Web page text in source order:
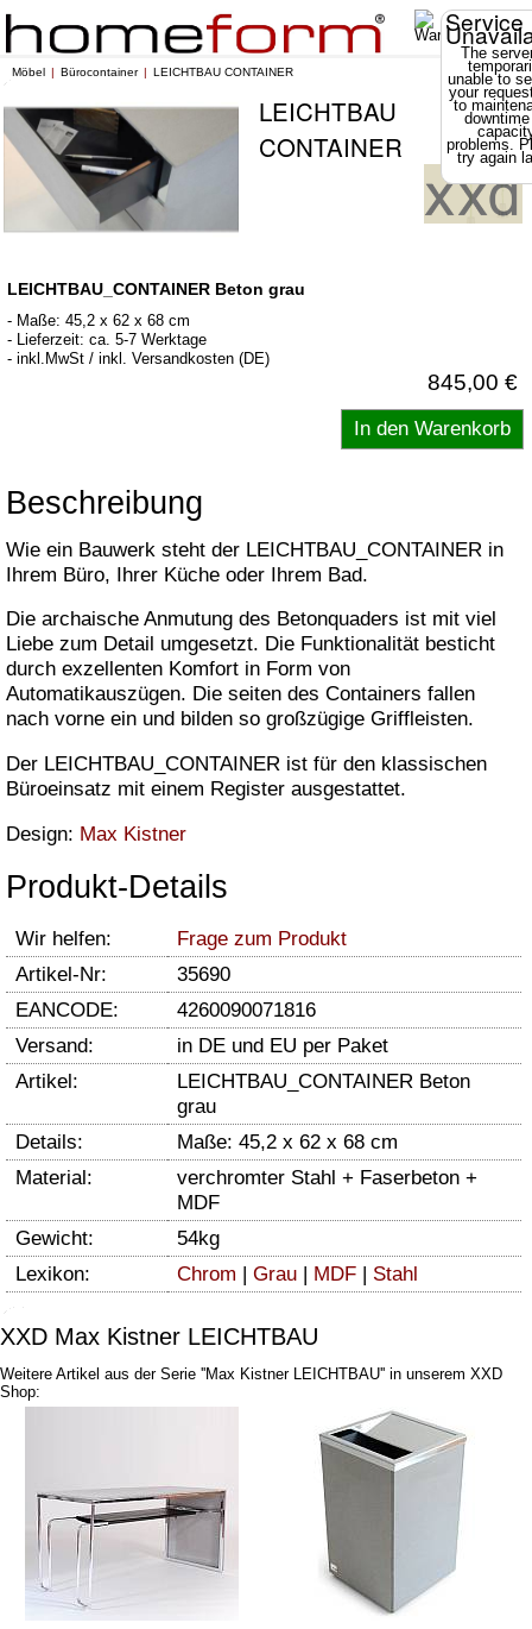
Service
The
unable to
your
to
problems.
try again
Möbel Bürocontainer LEICHTBAU CONTAINER
LEICHTBAU
CONTAINER
LEICHTBAU_CONTAINER Beton grau
- Maße: 45,2 x 62 x 68 cm
- Lieferzeit: ca. 5-7 Werktage
- inkl.MwSt / inkl. Versandkosten (DE)
845,00 €
Beschreibung
Wie ein Bauwerk steht der LEICHTBAU_CONTAINER in
Ihrem Büro, Ihrer Küche oder Ihrem Bad.
Die archaische Anmutung des Betonquaders ist mit viel
Liebe zum Detail umgesetzt. Die Funktionalität besticht
durch exzellenten Komfort in Form von
Automatikauszügen. Die seiten des Containers fallen
nach vorne ein und bilden so großzügige Griffleisten.
Der LEICHTBAU_CONTAINER ist für den klassischen
Büroeinsatz mit einem Register ausgestattet.
Design: Max Kistner
Produkt-Details
Wir helfen:
Frage zum Produkt
Artikel-Nr:
35690
EANCODE:
4260090071816
Versand:
in DE und EU per Paket
Artikel:
LEICHTBAU_CONTAINER Beton
grau
Details:
Maße: 45,2 x 62 x 68 cm
Material:
verchromter Stahl + Faserbeton +
MDF
Gewicht:
54kg
Lexikon:
Chrom Grau MDF Stahl
XXD Max Kistner LEICHTBAU
Weitere Artikel aus der Serie ''Max Kistner LEICHTBAU'' in unserem XXD
Shop: